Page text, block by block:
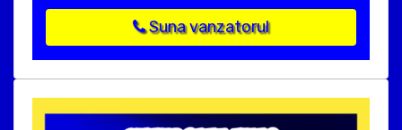
Suna vanzatorul